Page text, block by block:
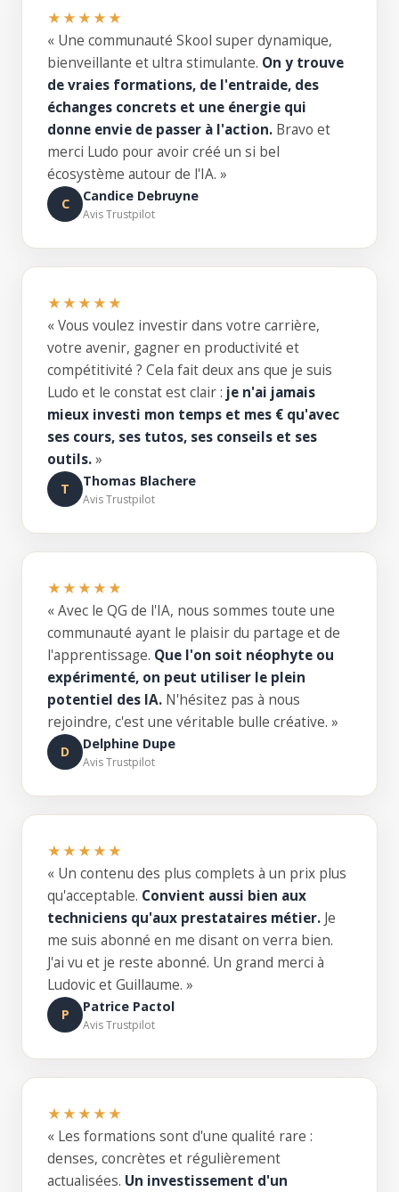
★★★★★
« Une communauté Skool super dynamique,
bienveillante et ultra stimulante. On y trouve
de vraies formations, de l'entraide, des
échanges concrets et une énergie qui
donne envie de passer à l'action. Bravo et
merci Ludo pour avoir créé un si bel
écosystème autour de l'IA. »
C Candice Debruyne
Avis Trustpilot
★★★★★
« Vous voulez investir dans votre carrière,
votre avenir, gagner en productivité et
compétitivité ? Cela fait deux ans que je suis
Ludo et le constat est clair : je n'ai jamais
mieux investi mon temps et mes € qu'avec
ses cours, ses tutos, ses conseils et ses
outils.»
T Thomas Blachere
Avis Trustpilot
★★★★★
« Avec le QG de l'IA, nous sommes toute une
communauté ayant le plaisir du partage et de
l'apprentissage. Que l'on soit néophyte ou
expérimenté, on peut utiliser le plein
potentiel des IA. N'hésitez pas à nous
rejoindre, c'est une véritable bulle créative. »
D Delphine Dupe
Avis Trustpilot
★★★★★
« Un contenu des plus complets à un prix plus
qu'acceptable. Convient aussi bien aux
techniciens qu'aux prestataires métier. Je
me suis abonné en me disant on verra bien.
J'ai vu et je reste abonné. Un grand merci à
Ludovic et Guillaume. »
P Patrice Pactol
Avis Trustpilot
★★★★★
« Les formations sont d'une qualité rare :
denses, concrètes et régulièrement
actualisées. Un investissement d'un